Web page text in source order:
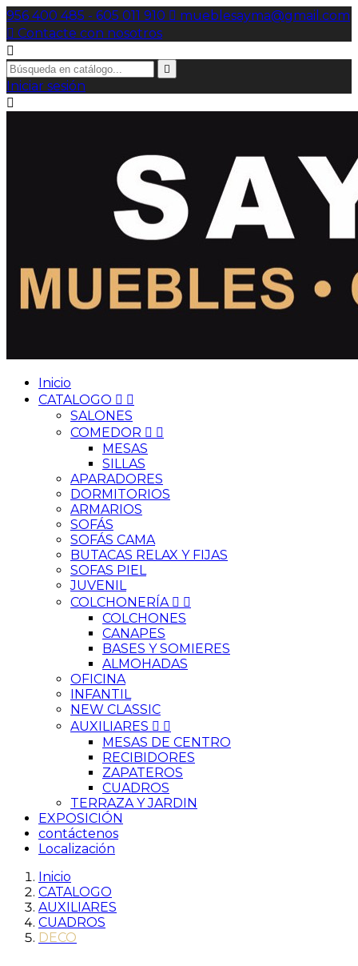
956 400 485 - 605 011 910  mueblesayma@gmail.com
 Contacte con nosotros


Iniciar sesión

Inicio
CATALOGO  
SALONES
COMEDOR  
MESAS
SILLAS
APARADORES
DORMITORIOS
ARMARIOS
SOFÁS
SOFÁS CAMA
BUTACAS RELAX Y FIJAS
SOFAS PIEL
JUVENIL
COLCHONERÍA  
COLCHONES
CANAPES
BASES Y SOMIERES
ALMOHADAS
OFICINA
INFANTIL
NEW CLASSIC
AUXILIARES  
MESAS DE CENTRO
RECIBIDORES
ZAPATEROS
CUADROS
TERRAZA Y JARDIN
EXPOSICIÓN
contáctenos
Localización
Inicio
CATALOGO
AUXILIARES
CUADROS
DECO